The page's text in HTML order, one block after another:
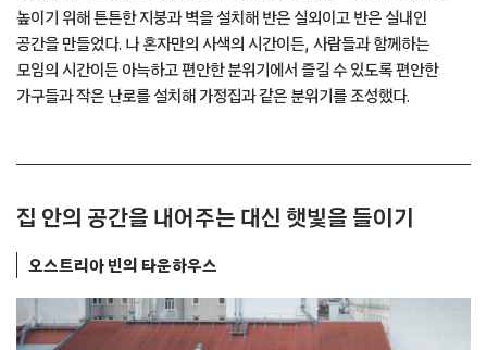
높이기 위해 튼튼한 지붕과 벽을 설치해 반은 실외이고 반은 실내인
공간을 만들었다. 나 혼자만의 사색의 시간이든, 사람들과 함께하는
모임의 시간이든 아늑하고 편안한 분위기에서 즐길 수 있도록 편안한
가구들과 작은 난로를 설치해 가정집과 같은 분위기를 조성했다.
집 안의 공간을 내어주는 대신 햇빛을 들이기
오스트리아 빈의 타운하우스